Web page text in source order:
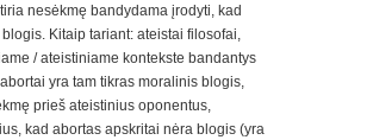
nesėkmę bandydama įrodyti, kad
Kitaip tariant: ateistai filosofai,
/ ateistiniame kontekste bandantys
yra tam tikras moralinis blogis,
prieš ateistinius oponentus,
kad abortas apskritai nėra blogis (yra